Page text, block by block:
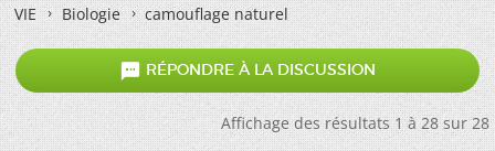
VIE
Biologie camouflage naturel
 RÉPONDRE À LA DISCUSSION
Affichage des résultats 1 à 28 sur 28